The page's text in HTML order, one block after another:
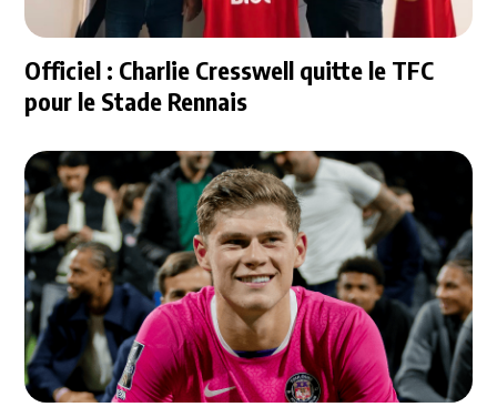
Officiel : Charlie Cresswell quitte le TFC
pour le Stade Rennais